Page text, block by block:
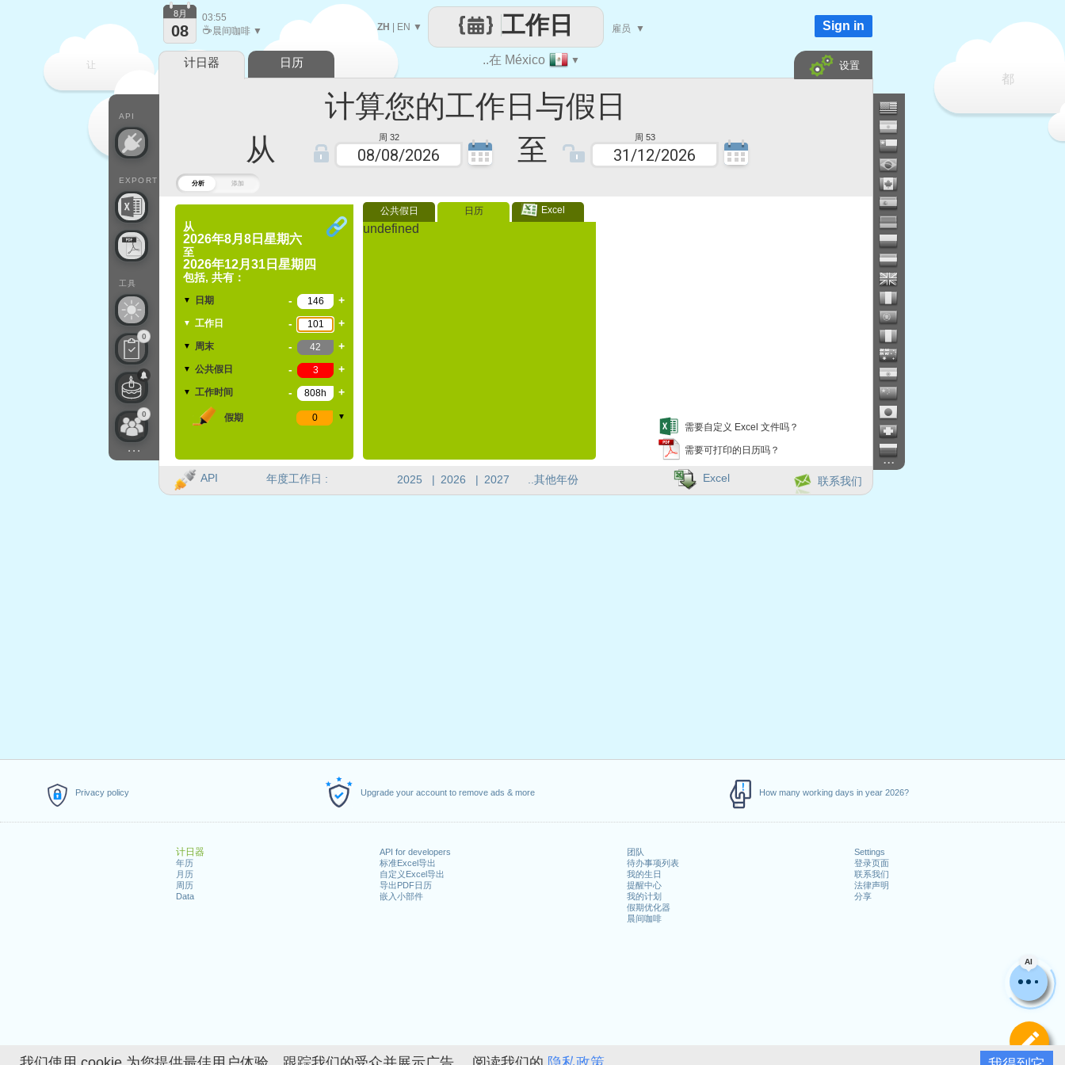
Privacy policy Upgrade your account to remove ads & more How many working days in year 2026?
计日器
年历
月历
周历
Data
API for developers
标准Excel导出
自定义Excel导出
导出PDF日历
嵌入小部件
团队
待办事项列表
我的生日
提醒中心
我的计划
假期优化器
晨间咖啡
Settings
登录页面
联系我们
法律声明
分享
分析 添加
计算您的工作日与假日
从
周 32 至 周 53
从
2026年8月8日星期六
至
2026年12月31日星期四
包括, 共有：
▼ 日期 - +
▼ 工作日 - +
▼ 周末 - +
▼ 公共假日 - +
▼ 工作时间 - +
假期 ▼
公共假日 日历 Excel
undefined
需要自定义 Excel 文件吗？
需要可打印的日历吗？
定
AI
让
都
..在 México ▼
工作日
ZH EN ▼ 雇员 ▼
API
EXPORT
工具
0
0
...
8月
08
03:55
☕晨间咖啡 ▼ Sign in
计日器 日历 设置
年度工作日 : 2025 | 2026 | 2027 ..其他年份
...
API 联系我们
Excel